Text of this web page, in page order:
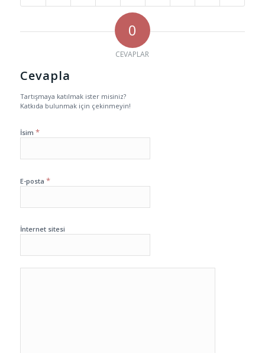
0
CEVAPLAR
Cevapla
Tartışmaya katılmak ister misiniz?
Katkıda bulunmak için çekinmeyin!
İsim *
E-posta *
İnternet sitesi